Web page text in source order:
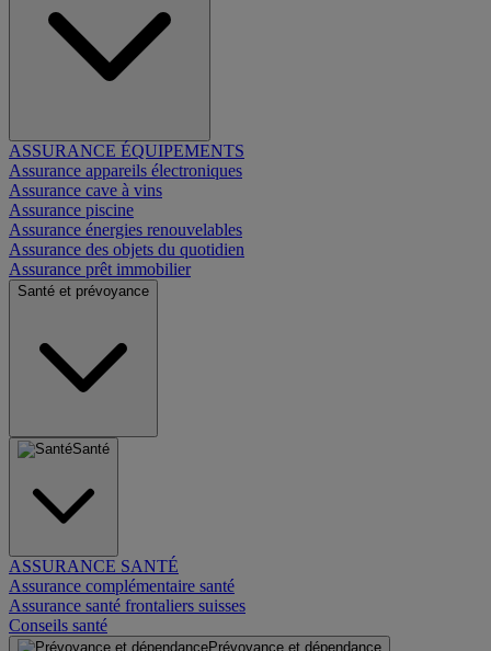
ASSURANCE ÉQUIPEMENTS
Assurance appareils électroniques
Assurance cave à vins
Assurance piscine
Assurance énergies renouvelables
Assurance des objets du quotidien
Assurance prêt immobilier
Santé et prévoyance
Santé
ASSURANCE SANTÉ
Assurance complémentaire santé
Assurance santé frontaliers suisses
Conseils santé
Prévoyance et dépendance